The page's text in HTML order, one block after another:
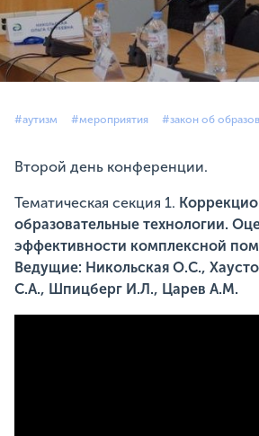
#аутизм #мероприятия #закон об
Второй день конференции.
Тематическая секция 1.
образовательные технологии.
эффективности комплексной
Ведущие: Никольская О.С.,
С.А., Шпицберг И.Л., Царев А.М.